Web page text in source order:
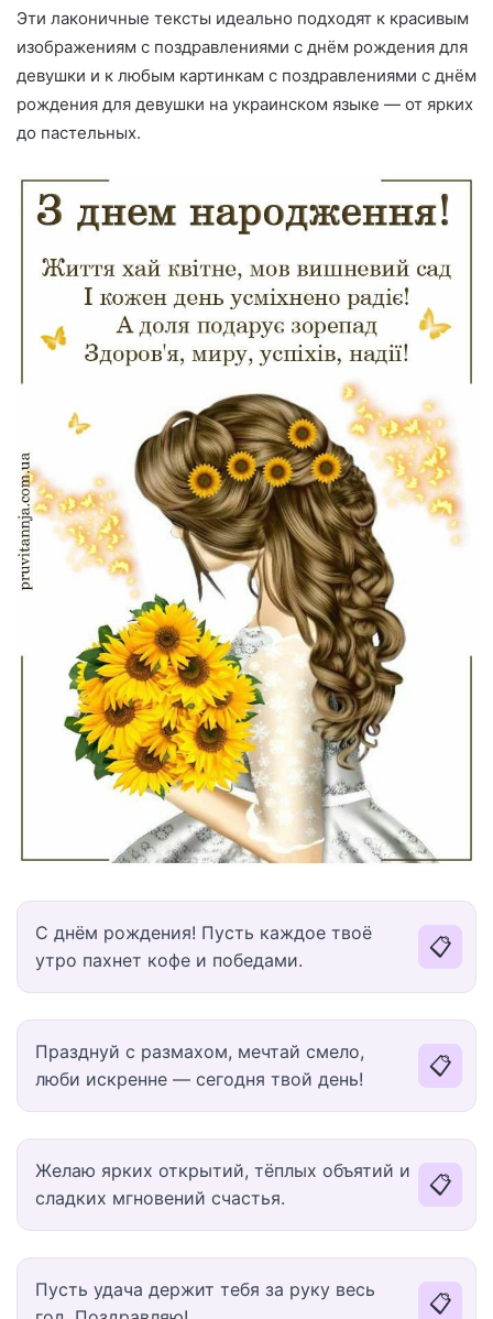
Эти лаконичные тексты идеально подходят к красивым
изображениям с поздравлениями с днём рождения для
девушки и к любым картинкам с поздравлениями с днём
рождения для девушки на украинском языке — от ярких
до пастельных.
С днём рождения! Пусть каждое твоё
утро пахнет кофе и победами.
📋
Празднуй с размахом, мечтай смело,
люби искренне — сегодня твой день!
📋
Желаю ярких открытий, тёплых объятий и
сладких мгновений счастья.
📋
Пусть удача держит тебя за руку весь
📋